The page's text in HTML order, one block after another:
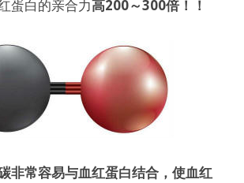
蛋白的亲合力高200～300倍！！
非常容易与血红蛋白结合，使血红